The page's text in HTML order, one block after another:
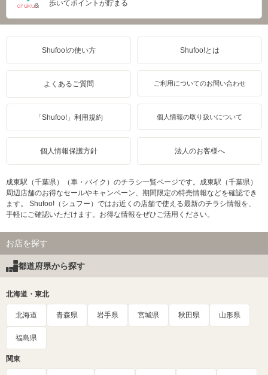
歩いてポイントが貯まる
Shufoo!の使い方 Shufoo!とは
よくあるご質問 ご利用についてのお問い合わせ
「Shufoo!」利用規約 個人情報の取り扱いについて
個人情報保護方針 法人のお客様へ
成東駅（千葉県）（車・バイク）のチラシ一覧ページです。成東駅（千葉県）
周辺店舗のお得なセールやキャンペーン、期間限定の特売情報などを確認でき
ます。 Shufoo!（シュフー）ではお近くの店舗で使える最新のチラシ情報を、
手軽にご確認いただけます。お得な情報をぜひご活用ください。
お店を探す
都道府県から探す
北海道・東北
北海道 青森県 岩手県 宮城県 秋田県 山形県
福島県
関東